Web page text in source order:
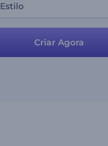
Estilo
Criar Agora